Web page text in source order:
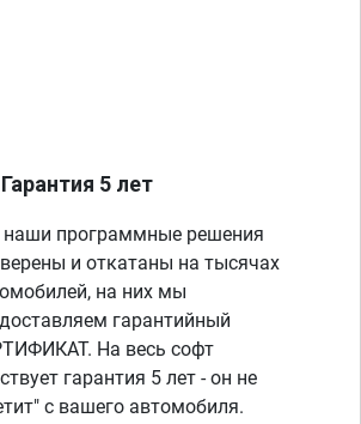
Гарантия 5 лет
наши программные решения
и откатаны на тысячах
на них мы
гарантийный
На весь софт
гарантия 5 лет - он не
с вашего автомобиля.